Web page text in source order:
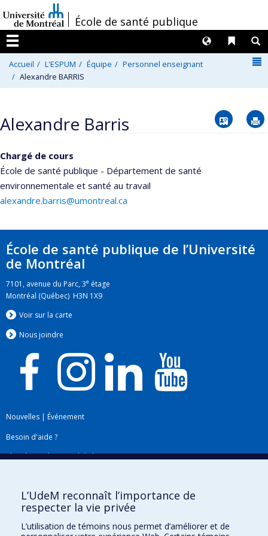
au
contenu
/École de santé publique
Menu
Liens
Langues
Accueil L'ESPUM Équipe
Personnel enseignant
Alexandre BARRIS
Alexandre Barris Vcard
Chargé de cours
École de santé publique - Département de santé
environnementale et santé au travail
alexandre.barris@umontreal.ca
École de santé publique de l’Université
de Montréal
7101, avenue du Parc, 3e étage
Montréal (Québec) H3N 1X9
Voir sur la carte
Nous joindre
Nouvelles | Événement
Besoin d'aide ?
Plan du site|Accessibilité
L’UdeM reconnaît l’importance de
respecter la vie privée
L’utilisation de témoins nous permet d’améliorer et de